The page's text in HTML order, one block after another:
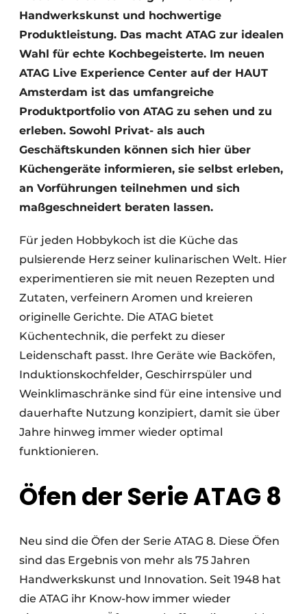
Handwerkskunst und hochwertige
Produktleistung. Das macht ATAG zur idealen
Wahl für echte Kochbegeisterte. Im neuen
ATAG Live Experience Center auf der HAUT
Amsterdam ist das umfangreiche
Produktportfolio von ATAG zu sehen und zu
erleben. Sowohl Privat- als auch
Geschäftskunden können sich hier über
Küchengeräte informieren, sie selbst erleben,
an Vorführungen teilnehmen und sich
maßgeschneidert beraten lassen.
Für jeden Hobbykoch ist die Küche das
pulsierende Herz seiner kulinarischen Welt. Hier
experimentieren sie mit neuen Rezepten und
Zutaten, verfeinern Aromen und kreieren
originelle Gerichte. Die ATAG bietet
Küchentechnik, die perfekt zu dieser
Leidenschaft passt. Ihre Geräte wie Backöfen,
Induktionskochfelder, Geschirrspüler und
Weinklimaschränke sind für eine intensive und
dauerhafte Nutzung konzipiert, damit sie über
Jahre hinweg immer wieder optimal
funktionieren.
Öfen der Serie ATAG 8
Neu sind die Öfen der Serie ATAG 8. Diese Öfen
sind das Ergebnis von mehr als 75 Jahren
Handwerkskunst und Innovation. Seit 1948 hat
die ATAG ihr Know-how immer wieder